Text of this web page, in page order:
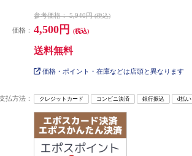
価格：
参考価格： 5,940円(税込)
4,500円 (税込)
送料無料
価格・ポイント・在庫などは店頭と異なります
払方法： クレジットカード コンビニ決済 銀行振込 d払い